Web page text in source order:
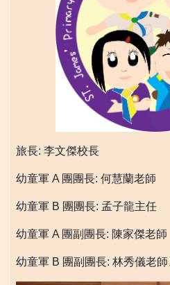
旅長: 李文傑校長
幼童軍 A 團團長: 何慧蘭老師
幼童軍 B 團團長: 孟子龍主任
幼童軍 A 團副團長: 陳家傑老師
幼童軍 B 團副團長: 林秀儀老